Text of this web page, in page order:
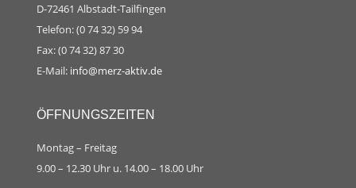
D-72461 Albstadt-Tailfingen
Telefon: (0 74 32) 59 94
Fax: (0 74 32) 87 30
E-Mail: info@merz-aktiv.de
ÖFFNUNGSZEITEN
Montag – Freitag
9.00 – 12.30 Uhr u. 14.00 – 18.00 Uhr